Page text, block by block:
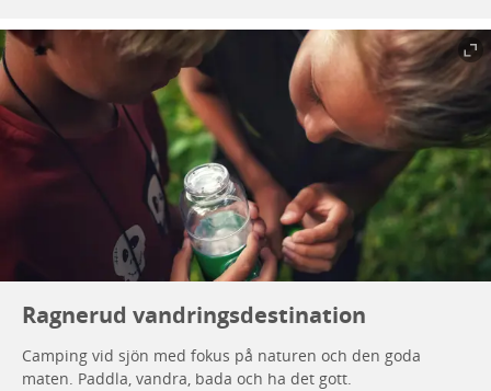
Ragnerud vandringsdestination
Camping vid sjön med fokus på naturen och den goda
maten. Paddla, vandra, bada och ha det gott.